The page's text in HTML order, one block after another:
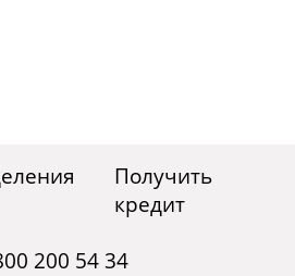
Получить
кредит
200 54 34